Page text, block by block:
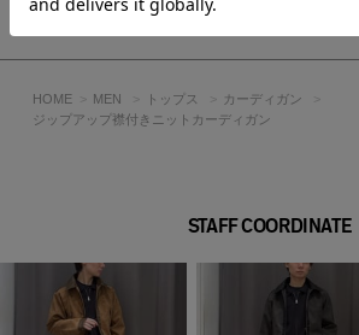
[注意事項]
※画像の商品はサンプルです。実際の商品
異なる場合があります。
※画像の商品は光の照射や角度、お使いの
り、実物と色味が異なる場合がございます。
HOME MEN トップス
カーディガン
ジップアップ襟付きニットカーディガン
STAFF COORDINATE